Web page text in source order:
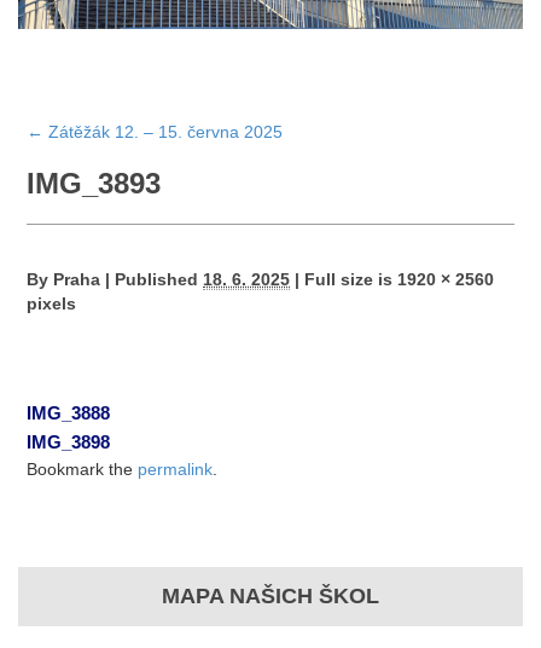
← Zátěžák 12. – 15. června 2025
IMG_3893
By Praha | Published 18. 6. 2025 | Full size is 1920 × 2560
pixels
IMG_3888
IMG_3898
Bookmark the permalink
MAPA NAŠICH ŠKOL